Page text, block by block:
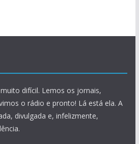
difícil. Lemos os jornais,
o rádio e pronto! Lá está ela. A
divulgada e, infelizmente,